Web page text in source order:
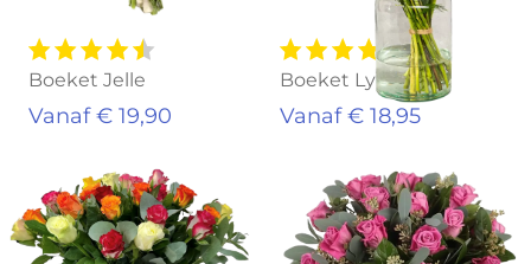
Boeket Jelle
Vanaf € 19,90
Boeket Lynn
Vanaf € 18,95